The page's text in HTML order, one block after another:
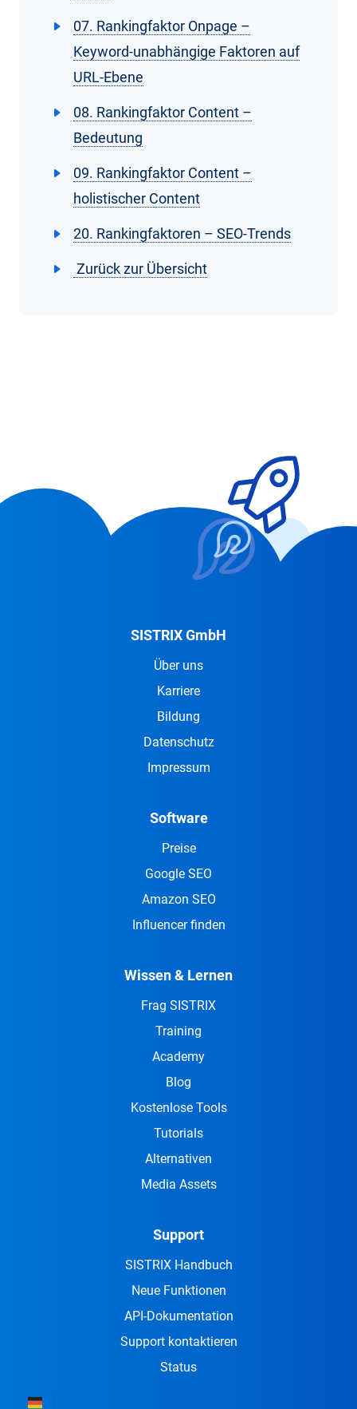
07. Rankingfaktor Onpage –
Keyword-unabhängige Faktoren auf
URL-Ebene
08. Rankingfaktor Content –
Bedeutung
09. Rankingfaktor Content –
holistischer Content
20. Rankingfaktoren – SEO-Trends
Zurück zur Übersicht
SISTRIX GmbH
Über uns
Karriere
Bildung
Datenschutz
Impressum
Software
Preise
Google SEO
Amazon SEO
Influencer finden
Wissen & Lernen
Frag SISTRIX
Training
Academy
Blog
Kostenlose Tools
Tutorials
Alternativen
Media Assets
Support
SISTRIX Handbuch
Neue Funktionen
API-Dokumentation
Support kontaktieren
Status